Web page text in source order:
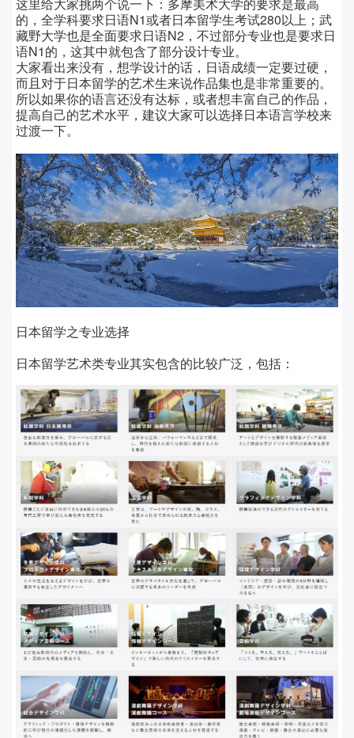
的，全学科要求日语N1或者日本留学生考试280以上；武
藏野大学也是全面要求日语N2，不过部分专业也是要求日
语N1的，这其中就包含了部分设计专业。
大家看出来没有，想学设计的话，日语成绩一定要过硬，
而且对于日本留学的艺术生来说作品集也是非常重要的。
所以如果你的语言还没有达标，或者想丰富自己的作品，
提高自己的艺术水平，建议大家可以选择日本语言学校来
过渡一下。
日本留学之专业选择
日本留学艺术类专业其实包含的比较广泛，包括：